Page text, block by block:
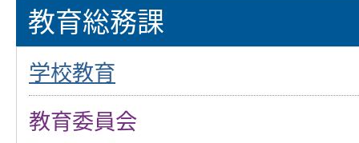
教育総務課
学校教育
教育委員会